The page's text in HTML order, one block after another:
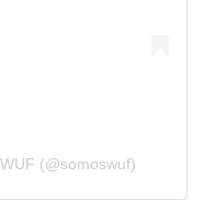
(@somoswuf)